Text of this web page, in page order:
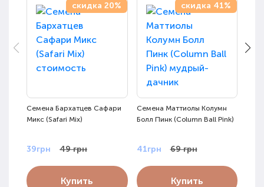
скидка 20%
Семена Бархатцев Сафари
Микс (Safari Mix)
39грн 49 грн
Купить
скидка 41%
Семена Маттиолы Колумн
Болл Пинк (Column Ball Pink)
41грн 69 грн
Купить